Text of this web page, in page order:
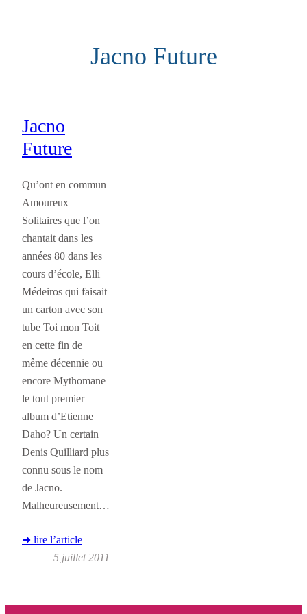
Jacno Future
Jacno
Future
Qu’ont en commun
Amoureux
Solitaires que l’on
chantait dans les
années 80 dans les
cours d’école, Elli
Médeiros qui faisait
un carton avec son
tube Toi mon Toit
en cette fin de
même décennie ou
encore Mythomane
le tout premier
album d’Etienne
Daho? Un certain
Denis Quilliard plus
connu sous le nom
de Jacno.
Malheureusement…
➜ lire l’article
5 juillet 2011